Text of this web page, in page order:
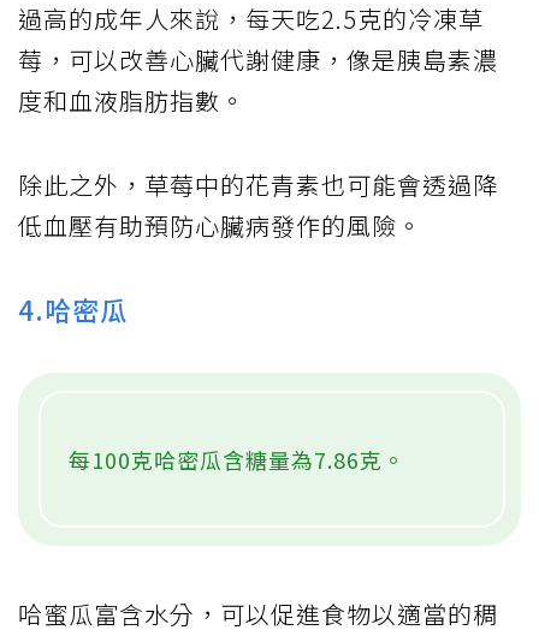
過高的成年人來說，每天吃2.5克的冷凍草
莓，可以改善心臟代謝健康，像是胰島素濃
度和血液脂肪指數。
除此之外，草莓中的花青素也可能會透過降
低血壓有助預防心臟病發作的風險。
4.哈密瓜
每100克哈密瓜含糖量為7.86克。
哈蜜瓜富含水分，可以促進食物以適當的稠